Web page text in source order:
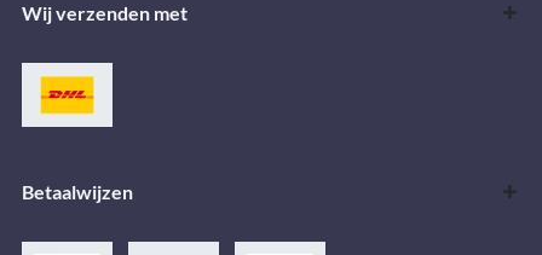
Wij verzenden met
Betaalwijzen